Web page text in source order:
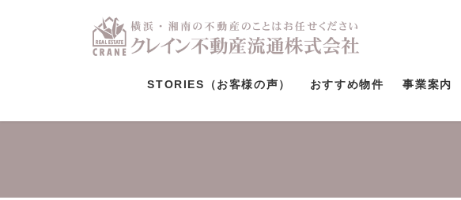
ス
ン
STORIES（お客様の声） おすすめ物件 事業案内